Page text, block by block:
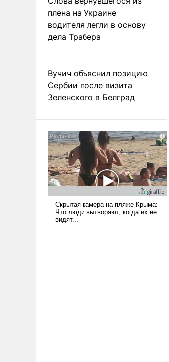
плена на Украине
водителя легли в основу
дела Трабера
Вучич объяснил позицию
Сербии после визита
Зеленского в Белград